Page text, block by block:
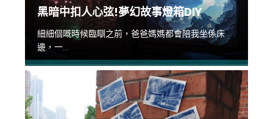
黑暗中扣人心弦!夢幻故事燈箱DIY
細細個嘅時候臨瞓之前，爸爸媽媽都會陪我坐係床
邊，一...